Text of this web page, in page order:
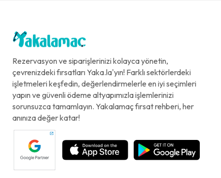
Rezervasyon ve siparişlerinizi kolayca yönetin,
çevrenizdeki fırsatları Yaka.la'yın! Farklı sektörlerdeki
işletmeleri keşfedin, değerlendirmelerle en iyi seçimleri
yapın ve güvenli ödeme altyapımızla işlemlerinizi
sorunsuzca tamamlayın. Yakalamaç fırsat rehberi, her
anınıza değer katar!